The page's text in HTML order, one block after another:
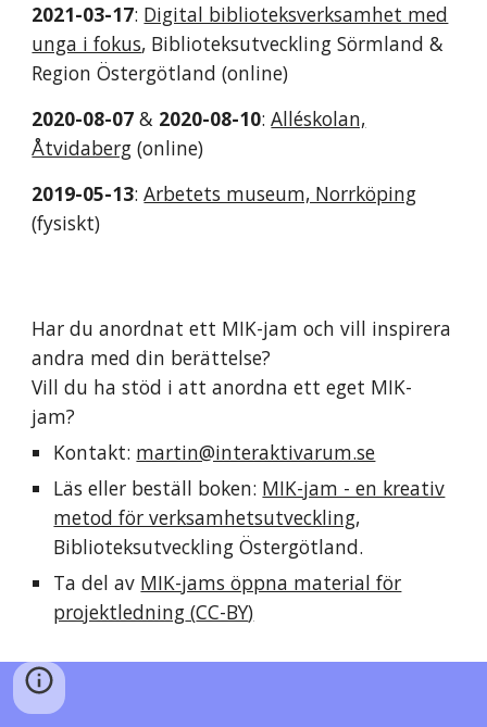
2021-03-17: Digital biblioteksverksamhet med
unga i fokus, Biblioteksutveckling Sörmland &
Region Östergötland(online)
2020-08-07 & 2020-08-10:Alléskolan,
Åtvidaberg (online)
2019-05-13:Arbetets museum, Norrköping
(fysiskt)
Har du anordnat ett MIK-jam och vill inspirera
andra med din berättelse?
Vill du ha stöd i att anordna ett eget MIK-
jam?
Kontakt: martin@interaktivarum.se
Läs eller beställ boken: MIK-jam - en kreativ
metod för verksamhetsutveckling,
Biblioteksutveckling Östergötland.
Ta del av MIK-jams öppna material för
projektledning (CC-BY)